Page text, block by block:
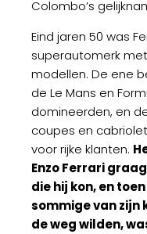
Colombo’s
Eind jaren 50 was
superautomerk
modellen. De ene
de Le Mans en
domineerden, en
coupes en
voor rijke klanten.
Enzo Ferrari
die hij kon, en
sommige van
de weg wilden,